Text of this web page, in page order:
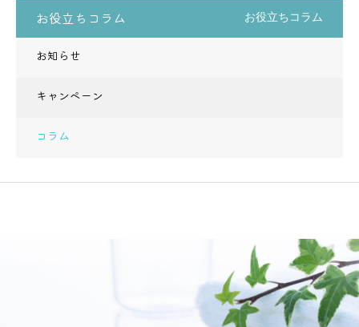
お役立ちコラム お役立ちコラム
お知らせ
キャンペーン
コラム